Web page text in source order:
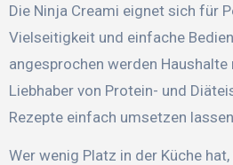
Die Ninja Creami eignet sich für
Vielseitigkeit und einfache
angesprochen werden
Liebhaber von Protein- und
Rezepte einfach umsetzen lassen.
Wer wenig Platz in der Küche